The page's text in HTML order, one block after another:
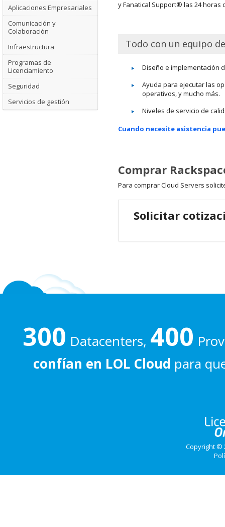
Aplicaciones Empresariales
Comunicación y
Colaboración
Infraestructura
Programas de
Licenciamiento
Seguridad
Servicios de gestión
y Fanatical Support® las 24 horas
Todo con un equipo
Diseño e implementación
Ayuda para ejecutar las
operativos, y mucho más.
Niveles de servicio de
Cuando necesite asistencia
Comprar
Para comprar Cloud Servers
Solicitar
300 Datacenters, 400
confían en LOL Cloud para
Copyright ©